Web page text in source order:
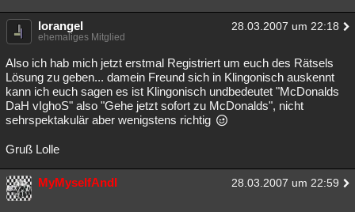
lorangel 28.03.2007 um 22:18
ehemaliges Mitglied
Also ich hab mich jetzt erstmal Registriert um euch des Rätsels
Lösung zu geben... damein Freund sich in Klingonisch auskennt
kann ich euch sagen es ist Klingonisch undbedeutet "McDonalds
DaH vIghoS" also "Gehe jetzt sofort zu McDonalds", nicht
sehrspektakulär aber wenigstens richtig
Gruß Lolle
MyMyselfAndI 28.03.2007 um 22:59